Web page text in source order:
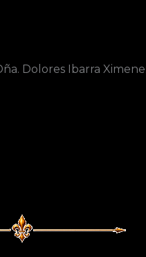
Dolores Ibarra